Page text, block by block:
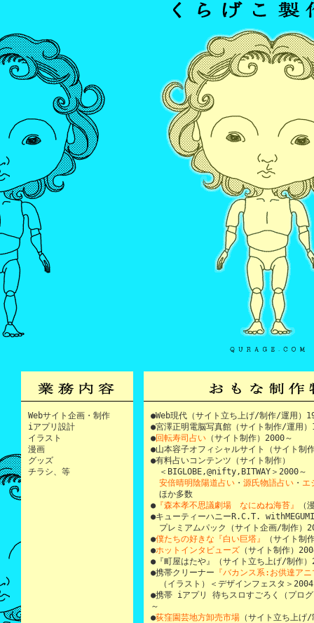
Webサイト企画・制作
iアプリ設計
イラスト
漫画
グッズ
チラシ、等
●Web現代（サイト立ち上げ/制作/運用）
●宮澤正明電脳写真館（サイト制作/運用
●回転寿司占い （サイト制作）2000～
●山本容子オフィシャルサイト（サイト制
●有料占いコンテンツ（サイト制作）
＜BIGLOBE,@nifty,BITWAY＞2000～
安倍晴明陰陽道占い ・ 源氏物語占い ・ エ
ほか多数
●『森本孝不思議劇場 なにぬね海苔』
（
●キューティーハニーR.C.T. withMEGUMI
プレミアムパック（サイト企画/制作）
●僕たちの好きな『白い巨塔』
（サイト制
●ホットインタビューズ （サイト制作）
●『町屋はたや』（サイト立ち上げ/制作
●携帯クリーナー 『バカンス系:お供達ア
（イラスト）＜デザインフェスタ＞
●携帯 iアプリ 待ちスロすごろく（プロ
～
●荻窪園芸地方卸売市場 （サイト立ち上げ